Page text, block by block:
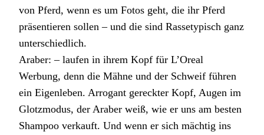
von Pferd, wenn es um Fotos geht, die ihr Pferd
präsentieren sollen – und die sind Rassetypisch ganz
unterschiedlich.
Araber: – laufen in ihrem Kopf für L’Oreal
Werbung, denn die Mähne und der Schweif führen
ein Eigenleben. Arrogant gereckter Kopf, Augen im
Glotzmodus, der Araber weiß, wie er uns am besten
Shampoo verkauft. Und wenn er sich mächtig ins